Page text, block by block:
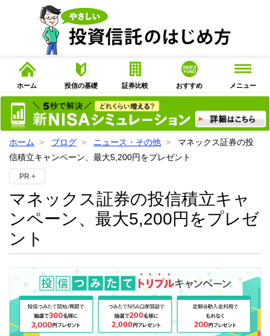
ホーム 投信の基礎 証券比較 おすすめ メニュー
ホーム ブログ ニュース・その他
マネックス証券の投
信積立キャンペーン、最大5,200円をプレゼント
PR +
マネックス証券の投信積立キャ
ンペーン、最大5,200円をプレゼ
ント